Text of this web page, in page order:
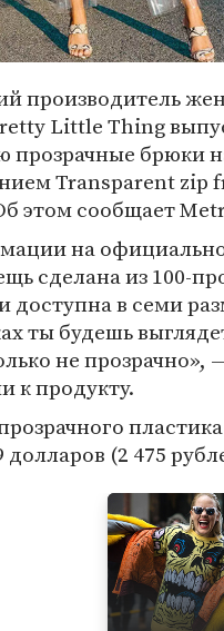
производитель
Little Thing
прозрачные брюки
Transparent zip
этом сообщает
на
сделана из 100-
доступна в семи
ты будешь
не прозрачно»,
к продукту.
долларов (2 475